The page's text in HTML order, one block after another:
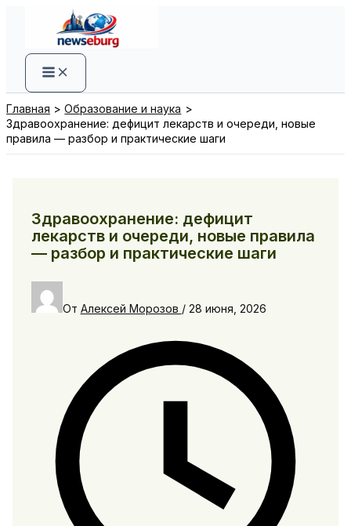
содержимому
Главная
Образование и наука
Здравоохранение: дефицит лекарств и очереди, новые
правила — разбор и практические шаги
Здравоохранение: дефицит
лекарств и очереди, новые правила
— разбор и практические шаги
От Алексей Морозов / 28 июня, 2026